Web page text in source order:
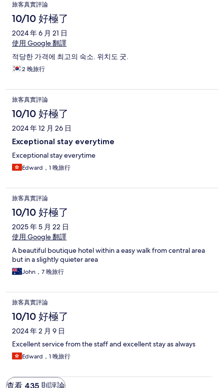
旅客真實評論
10/10 好極了
2024 年 6 月 21 日
使用 Google 翻譯
적당한 가격에 최고의 숙소. 위치도 굿.
2 晚旅行
旅客真實評論
10/10 好極了
2024 年 12 月 26 日
Exceptional stay everytime
Exceptional stay everytime
Edward，1 晚旅行
旅客真實評論
10/10 好極了
2025 年 5 月 22 日
使用 Google 翻譯
A beautiful boutique hotel within a easy walk from central area
but in a slightly quieter area
John，7 晚旅行
旅客真實評論
10/10 好極了
2024 年 2 月 9 日
Excellent service from the staff and excellent stay as always
Edward，1 晚旅行
查看 435 則評論